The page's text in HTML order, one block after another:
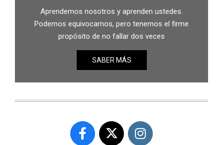
Aprendemos nosotros y aprenden ustedes.
Podemos equivocarnos, pero tenemos el firme
propósito de no fallar dos veces
SABER MÁS